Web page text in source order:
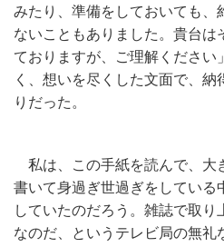
みたり、準備をしておいても、
ないこともありました。貴台は
ておりますが、ご理解ください
く、想いを尽くした文面で、
りだった。
私は、この手紙を読んで、大
書いて身過ぎ世過ぎをしている
していたのだろう。雑誌で取り
なのだ、というテレビ局の無礼